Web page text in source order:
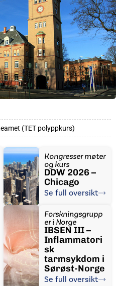
(TET polyppkurs)
Kongresser møter
og kurs
DDW 2026 –
Chicago
Se full oversikt
Forskningsgrupp
er i Norge
IBSEN III –
Inflammatori
sk
tarmsykdom i
Sørøst-Norge
Se full oversikt